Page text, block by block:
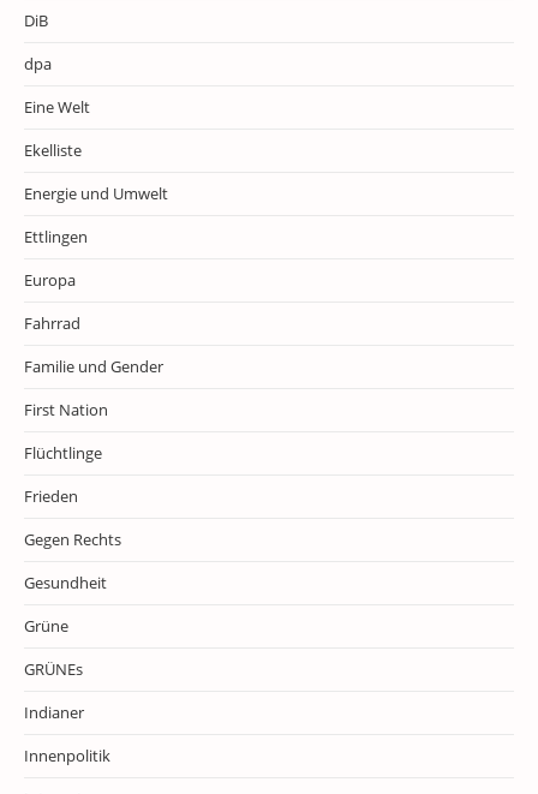
DiB
dpa
Eine Welt
Ekelliste
Energie und Umwelt
Ettlingen
Europa
Fahrrad
Familie und Gender
First Nation
Flüchtlinge
Frieden
Gegen Rechts
Gesundheit
Grüne
GRÜNEs
Indianer
Innenpolitik